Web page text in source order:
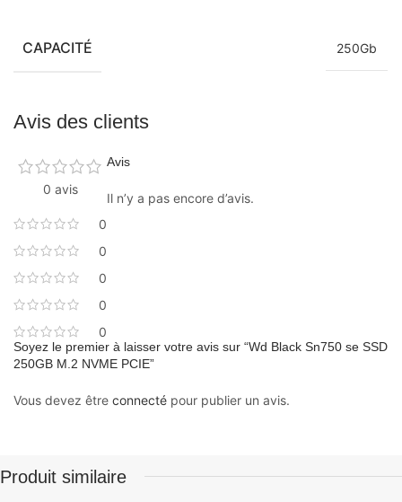
CAPACITÉ 250Gb
Avis des clients
0 avis
0
0
0
0
0
Avis
Il n’y a pas encore d’avis.
Soyez le premier à laisser votre avis sur “Wd Black Sn750 se SSD
250GB M.2 NVME PCIE”
Vous devez être connecté pour publier un avis.
Produit similaire